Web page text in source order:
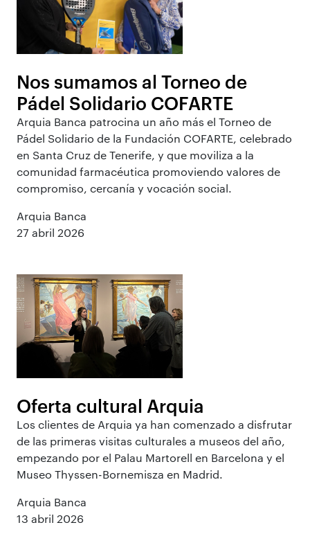
Nos sumamos al Torneo de
Pádel Solidario COFARTE
Arquia Banca patrocina un año más el Torneo de
Pádel Solidario de la Fundación COFARTE, celebrado
en Santa Cruz de Tenerife, y que moviliza a la
comunidad farmacéutica promoviendo valores de
compromiso, cercanía y vocación social.
Arquia Banca
27 abril 2026
Oferta cultural Arquia
Los clientes de Arquia ya han comenzado a disfrutar
de las primeras visitas culturales a museos del año,
empezando por el Palau Martorell en Barcelona y el
Museo Thyssen-Bornemisza en Madrid.
Arquia Banca
13 abril 2026